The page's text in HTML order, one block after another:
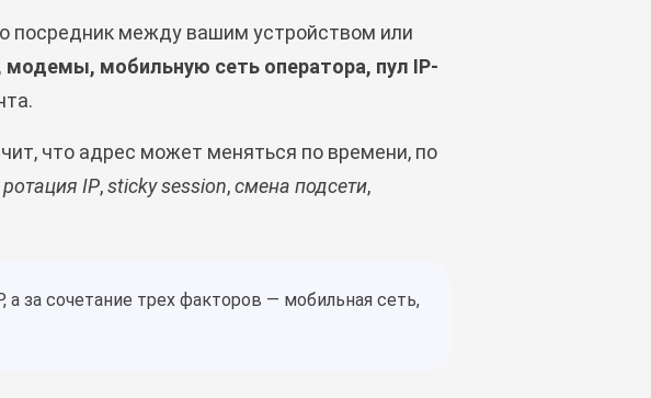
посредник между вашим устройством или
модемы, мобильную сеть оператора, пул IP-
что адрес может меняться по времени, по
ротация IP,sticky session,смена подсети,
за сочетание трех факторов — мобильная сеть,